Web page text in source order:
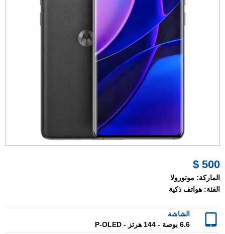
500 $
الماركة: موتورولا
الفئة: هواتف ذكية
الشاشة
6.6 بوصة - 144 هرتز - P-OLED